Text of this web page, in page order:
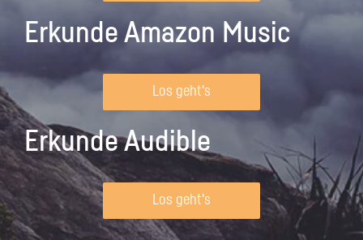
Erkunde Amazon Music
Los geht's
Erkunde Audible
Los geht's